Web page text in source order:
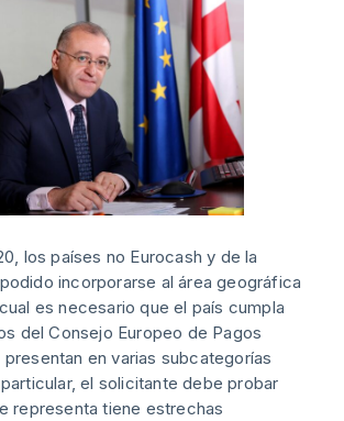
los países no Eurocash y de la
incorporarse al área geográfica
es necesario que el país cumpla
del Consejo Europeo de Pagos
en varias subcategorías
el solicitante debe probar
representa tiene estrechas